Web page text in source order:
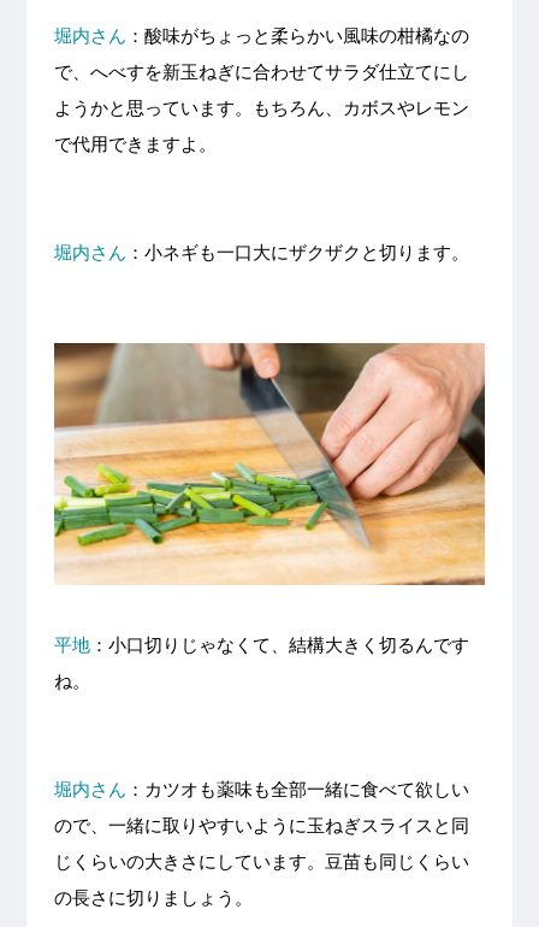
堀内さん ：酸味がちょっと柔らかい風味の柑橘なの
で、へべすを新玉ねぎに合わせてサラダ仕立てにし
ようかと思っています。もちろん、カボスやレモン
で代用できますよ。
堀内さん ：小ネギも一口大にザクザクと切ります。
平地：小口切りじゃなくて、結構大きく切るんです
ね。
堀内さん ：カツオも薬味も全部一緒に食べて欲しい
ので、一緒に取りやすいように玉ねぎスライスと同
じくらいの大きさにしています。豆苗も同じくらい
の長さに切りましょう。